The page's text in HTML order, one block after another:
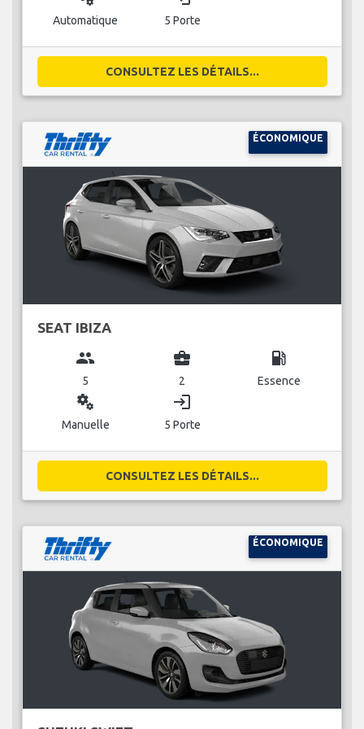
Automatique 5 Porte
CONSULTEZ LES DÉTAILS...
ÉCONOMIQUE
SEAT IBIZA
group
5
business_center
2
local_gas_station
Essence
miscellaneous_services
Manuelle
login
5 Porte
CONSULTEZ LES DÉTAILS...
ÉCONOMIQUE